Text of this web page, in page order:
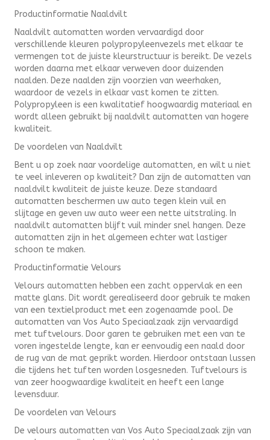
Productinformatie Naaldvilt
Naaldvilt automatten worden vervaardigd door
verschillende kleuren polypropyleenvezels met elkaar te
vermengen tot de juiste kleurstructuur is bereikt. De vezels
worden daarna met elkaar verweven door duizenden
naalden. Deze naalden zijn voorzien van weerhaken,
waardoor de vezels in elkaar vast komen te zitten.
Polypropyleen is een kwalitatief hoogwaardig materiaal en
wordt alleen gebruikt bij naaldvilt automatten van hogere
kwaliteit.
De voordelen van Naaldvilt
Bent u op zoek naar voordelige automatten, en wilt u niet
te veel inleveren op kwaliteit? Dan zijn de automatten van
naaldvilt kwaliteit de juiste keuze. Deze standaard
automatten beschermen uw auto tegen klein vuil en
slijtage en geven uw auto weer een nette uitstraling. In
naaldvilt automatten blijft vuil minder snel hangen. Deze
automatten zijn in het algemeen echter wat lastiger
schoon te maken.
Productinformatie Velours
Velours automatten hebben een zacht oppervlak en een
matte glans. Dit wordt gerealiseerd door gebruik te maken
van een textielproduct met een zogenaamde pool. De
automatten van Vos Auto Speciaalzaak zijn vervaardigd
met tuftvelours. Door garen te gebruiken met een van te
voren ingestelde lengte, kan er eenvoudig een naald door
de rug van de mat geprikt worden. Hierdoor ontstaan lussen
die tijdens het tuften worden losgesneden. Tuftvelours is
van zeer hoogwaardige kwaliteit en heeft een lange
levensduur.
De voordelen van Velours
De velours automatten van Vos Auto Speciaalzaak zijn van